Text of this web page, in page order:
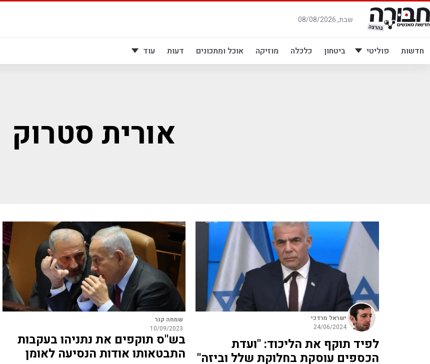
דלג
לתוכן
שבת, 08/08/2026
חדשות פוליטי ביטחון כלכלה מוזיקה אוכל ומתכונים דעות עוד
אורית סטרוק
ישראל מרדכי
24/06/2024
לפיד תוקף את הליכוד: "ועדת
הכספים עוסקת בחלוקת שלל וביזה"
שמחה קנר
10/09/2023
בש"ס תוקפים את נתניהו בעקבות
התבטאותו אודות הנסיעה לאומן